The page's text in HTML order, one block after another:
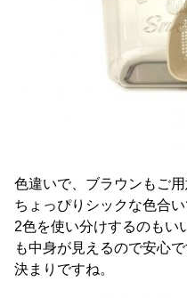
色違いで、ブラウンもご用
ちょっぴりシックな色合
2色を使い分けするのもい
も中身が見えるので安心
決まりですね。